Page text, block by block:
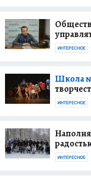
ИНТЕРЕСНОЕ
Школа
ИНТЕРЕСНОЕ
ИНТЕРЕСНОЕ